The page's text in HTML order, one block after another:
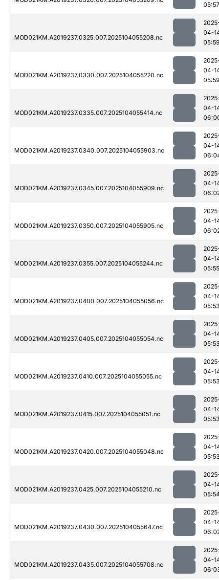
05:57
MOD021KM.A2019237.0325.007.2025104055208.nc
04-
MOD021KM.A2019237.0330.007.2025104055220.nc
04-
MOD021KM.A2019237.0335.007.2025104055414.nc
04-
MOD021KM.A2019237.0340.007.2025104055903.nc
04-
MOD021KM.A2019237.0345.007.2025104055909.nc
04-
MOD021KM.A2019237.0350.007.2025104055905.nc
04-
MOD021KM.A2019237.0355.007.2025104055244.nc
04-
05:55
MOD021KM.A2019237.0400.007.2025104055056.nc
04-
MOD021KM.A2019237.0405.007.2025104055054.nc
04-
MOD021KM.A2019237.0410.007.2025104055055.nc
04-
MOD021KM.A2019237.0415.007.2025104055051.nc
04-
MOD021KM.A2019237.0420.007.2025104055048.nc
04-
MOD021KM.A2019237.0425.007.2025104055210.nc
04-
MOD021KM.A2019237.0430.007.2025104055647.nc
04-
MOD021KM.A2019237.0435.007.2025104055708.nc
04-